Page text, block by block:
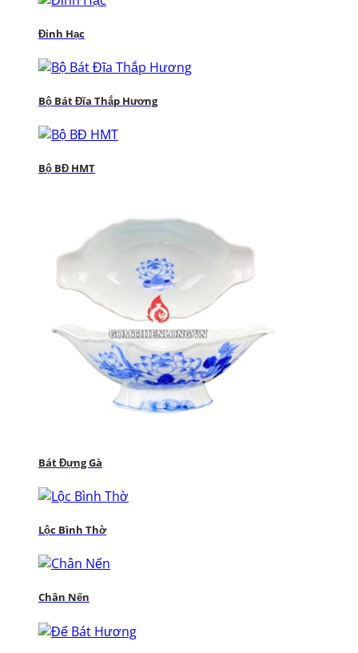
Đỉnh Hạc
Bộ Bát Đĩa Thắp Hương
Bộ BĐ HMT
Bát Đựng Gà
Lộc Bình Thờ
Chân Nến